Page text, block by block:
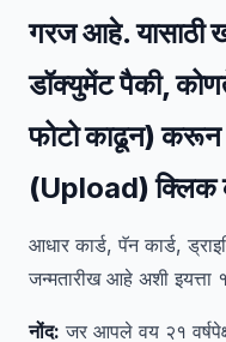
गरज आहे. यासाठी
डॉक्युमेंट पैकी,
फोटो काढून) करून
(Upload) क्लिक
आधार कार्ड, पॅन कार्ड,
जन्मतारीख आहे अशी इयत्ता
नोंद: जर आपले वय २१